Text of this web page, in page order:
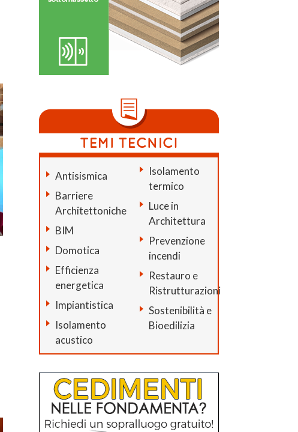
Antisismica
Barriere
Architettoniche
BIM
Domotica
Efficienza
energetica
Impiantistica
Isolamento
acustico
Isolamento
termico
Luce in
Architettura
Prevenzione
incendi
Restauro e
Ristrutturazioni
Sostenibilità e
Bioedilizia